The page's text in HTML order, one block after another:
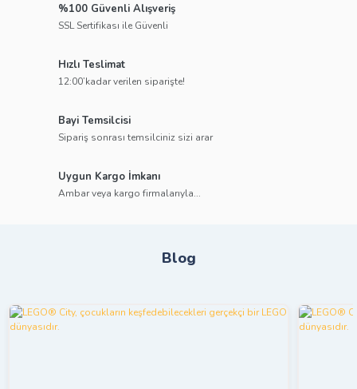
%100 Güvenli Alışveriş
SSL Sertifikası ile Güvenli
Hızlı Teslimat
12:00’kadar verilen siparişte!
Bayi Temsilcisi
Sipariş sonrası temsilciniz sizi arar
Uygun Kargo İmkanı
Ambar veya kargo firmalarıyla...
Blog